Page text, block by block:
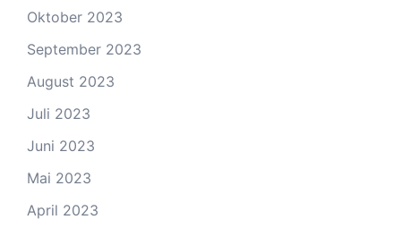
Oktober 2023
September 2023
August 2023
Juli 2023
Juni 2023
Mai 2023
April 2023